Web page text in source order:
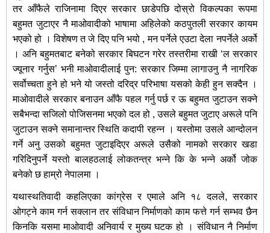
तर आँफैले राजिनामा दिएर सरकार छाडेपछि दोस्रो विकल्पका रूपमा
बहुमत जुटाएर नै माओवादीको भाषामा अहिलेको कठपुतली सरकार कायम
भएको हो । विशेषण त जे दिए पनि भयो , मन पर्नेले एउटा देला नपर्नेले अर्को
। अनि बहुमतबाट बनेको सरकार बिघटन गरेर तस्तरीमा राखी ‘ल सरकार
ज्यूनार गर्नुस’ भनी माओवादीलाई पुन: सरकार जिम्मा लागाउनु नै नागरिक
सर्वोच्चता हुने हो भने यो जस्तो दरिद्र परिभाषा यसको केही हुन सक्दैन ।
माओवादीले सरकार बनाउन आँफै पहल गर्नु पर्छ र ऊ बहुमत जुटाउन सक्ने
सबैभन्दा सजिलो पोजिसनमा भएको दल हो , उसले बहुमत जुटाए अरूले पनि
जुटाउन सक्ने समानान्तर स्थिति कदापी रहन्न । यस्तोमा उसले आन्दोलन
गर्ने अनु उसको बहुमत जुटाइदिएर अरूले उसैको नामको सरकार खडा
गरिदिनुपर्ने यस्तो बालहठलाई लोकतन्त्र भन्ने कि के भन्ने अर्को जोक
बनेको छ हाम्रो नेपालमा ।
यथास्थतिवादी कहलिएका कांग्रेस र एमाले अनि १८ दलले, सरकार
ओगट्ने काम गर्न सक्लान तर संविधान निर्माणको काम फत्ते गर्न सम्भव छैन
किनकि यसमा माओवादी अनिवार्य र मुख्य घटक हो । संविधान नै निर्माण